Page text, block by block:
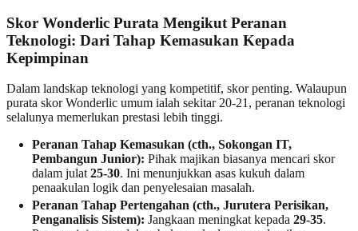
Skor Wonderlic Purata Mengikut Peranan
Teknologi: Dari Tahap Kemasukan Kepada
Kepimpinan
Dalam landskap teknologi yang kompetitif, skor penting. Walaupun
purata skor Wonderlic umum ialah sekitar 20-21, peranan teknologi
selalunya memerlukan prestasi lebih tinggi.
Peranan Tahap Kemasukan (cth., Sokongan IT,
Pembangun Junior): Pihak majikan biasanya mencari skor
dalam julat25-30. Ini menunjukkan asas kukuh dalam
penaakulan logik dan penyelesaian masalah.
Peranan Tahap Pertengahan (cth., Jurutera Perisikan,
Penganalisis Sistem): Jangkaan meningkat kepada 29-35.